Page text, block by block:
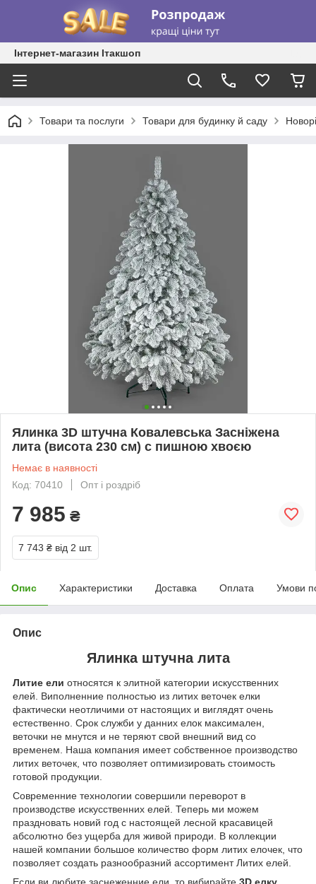
Інтернет-магазин Ітакшоп
Товари та послуги Товари для будинку й саду
Ялинка 3D штучна Ковалевська Засніжена
лита (висота 230 см) c пишною хвоєю
Немає в наявності
Код: 70410
Опт і роздріб
7 985 ₴
7 743 ₴ від 2 шт.
Опис Характеристики Доставка Оплата Умови
Опис
Ялинка штучна лита
Литие ели относятся к элитной категории искусственних
елей. Виполненние полностью из литих веточек елки
фактически неотличими от настоящих и виглядят очень
естественно. Срок служби у данних елок максимален,
веточки не мнутся и не теряют свой внешний вид со
временем. Наша компания имеет собственное производство
литих веточек, что позволяет оптимизировать стоимость
готовой продукции.
Современние технологии совершили переворот в
производстве искусственних елей. Теперь ми можем
праздновать новий год с настоящей лесной красавицей
абсолютно без ущерба для живой природи. В коллекции
нашей компании большое количество форм литих елочек, что
позволяет создать разнообразний ассортимент Литих елей.